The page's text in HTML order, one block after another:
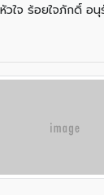
วใจ ร้อยใจภักดิ์